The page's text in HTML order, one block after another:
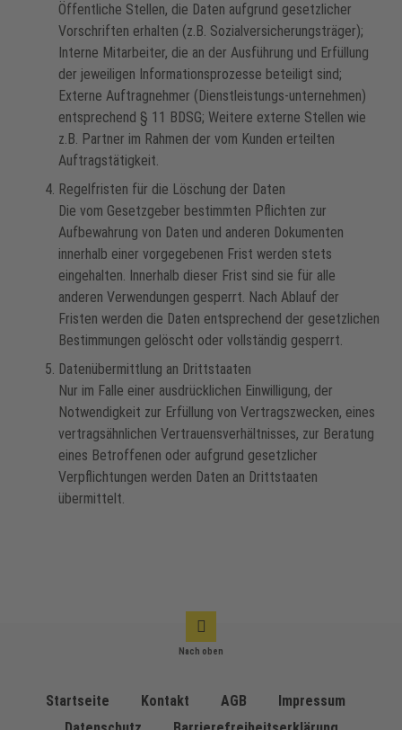
Öffentliche Stellen, die Daten aufgrund gesetzlicher
Vorschriften erhalten (z.B. Sozialversicherungsträger);
Interne Mitarbeiter, die an der Ausführung und Erfüllung
der jeweiligen Informationsprozesse beteiligt sind;
Externe Auftragnehmer (Dienstleistungs-unternehmen)
entsprechend § 11 BDSG; Weitere externe Stellen wie
z.B. Partner im Rahmen der vom Kunden erteilten
Auftragstätigkeit.
Regelfristen für die Löschung der Daten
Die vom Gesetzgeber bestimmten Pflichten zur
Aufbewahrung von Daten und anderen Dokumenten
innerhalb einer vorgegebenen Frist werden stets
eingehalten. Innerhalb dieser Frist sind sie für alle
anderen Verwendungen gesperrt. Nach Ablauf der
Fristen werden die Daten entsprechend der gesetzlichen
Bestimmungen gelöscht oder vollständig gesperrt.
Datenübermittlung an Drittstaaten
Nur im Falle einer ausdrücklichen Einwilligung, der
Notwendigkeit zur Erfüllung von Vertragszwecken, eines
vertragsähnlichen Vertrauensverhältnisses, zur Beratung
eines Betroffenen oder aufgrund gesetzlicher
Verpflichtungen werden Daten an Drittstaaten
übermittelt.
Nach oben
Startseite Kontakt AGB
Impressum